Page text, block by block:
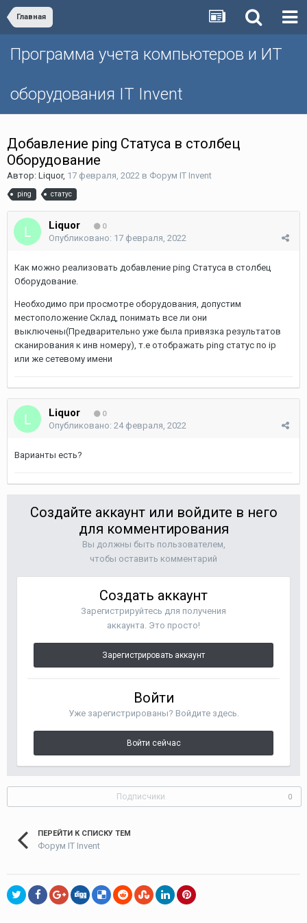
Главная
Программа учета компьютеров и ИТ
оборудования IT Invent
Добавление ping Статуса в столбец
Оборудование
Автор: Liquor, 17 февраля, 2022 в Форум IT Invent
ping статус
Liquor 0
Опубликовано: 17 февраля, 2022
Как можно реализовать добавление ping Статуса в столбец
Оборудование.
Необходимо при просмотре оборудования, допустим
местоположение Склад, понимать все ли они
выключены(Предварительно уже была привязка результатов
сканирования к инв номеру), т.е отображать ping статус по ip
или же сетевому имени
Liquor 0
Опубликовано: 24 февраля, 2022
Варианты есть?
Создайте аккаунт или войдите в него
для комментирования
Вы должны быть пользователем,
чтобы оставить комментарий
Создать аккаунт
Зарегистрируйтесь для получения
аккаунта. Это просто!
Зарегистрировать аккаунт
Войти
Уже зарегистрированы? Войдите здесь.
Войти сейчас
Подписчики 0
ПЕРЕЙТИ К СПИСКУ ТЕМ
Форум IT Invent